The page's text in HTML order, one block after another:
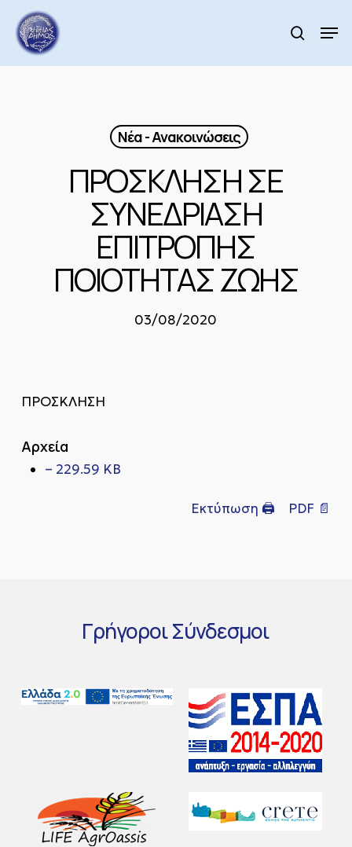
main
content
search
Νέα - Ανακοινώσεις
ΠΡΟΣΚΛΗΣΗ ΣΕ
ΣΥΝΕΔΡΙΑΣΗ
ΕΠΙΤΡΟΠΗΣ
ΠΟΙΟΤΗΤΑΣ ΖΩΗΣ
03/08/2020
ΠΡΟΣΚΛΗΣΗ
Αρχεία
– 229.59 KB
Εκτύπωση 🖨 PDF 📄
ΓρήγοροιΣύνδεσμοι
Menu